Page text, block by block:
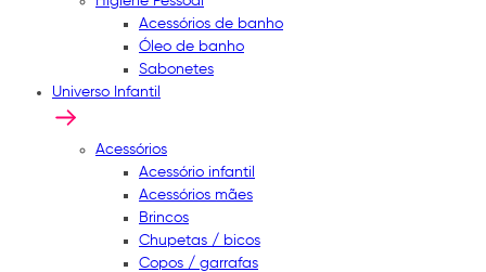
Acessórios de banho
Óleo de banho
Sabonetes
Universo Infantil
Acessórios
Acessório infantil
Acessórios mães
Brincos
Chupetas / bicos
Copos / garrafas